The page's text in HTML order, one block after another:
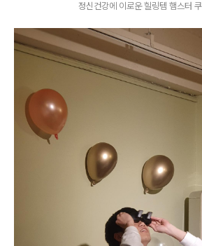
정신건강에 이로운 힐링템 햄스터